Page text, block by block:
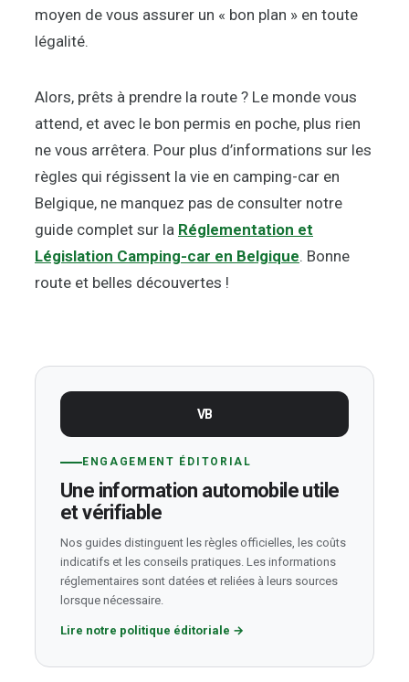
moyen de vous assurer un « bon plan » en toute
légalité.
Alors, prêts à prendre la route ? Le monde vous
attend, et avec le bon permis en poche, plus rien
ne vous arrêtera. Pour plus d’informations sur les
règles qui régissent la vie en camping-car en
Belgique, ne manquez pas de consulter notre
guide complet sur la Réglementation et
Législation Camping-car en Belgique. Bonne
route et belles découvertes !
VB
ENGAGEMENT ÉDITORIAL
Une information automobile utile
et vérifiable
Nos guides distinguent les règles officielles, les coûts
indicatifs et les conseils pratiques. Les informations
réglementaires sont datées et reliées à leurs sources
lorsque nécessaire.
Lire notre politique éditoriale →